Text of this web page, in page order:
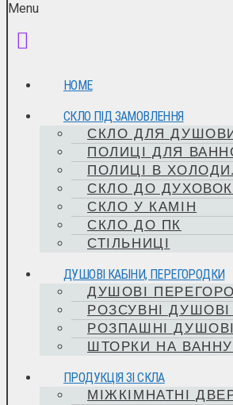
Menu
HOME
СКЛО ПІД ЗАМОВЛЕННЯ
СКЛО ДЛЯ
ПОЛИЦІ ДЛЯ
ПОЛИЦІ В
СКЛО ДО ДУХОВОК
СКЛО У КАМІН
СКЛО ДО ПК
СТІЛЬНИЦІ
ДУШОВІ КАБІНИ, ПЕРЕГОРОДКИ
ДУШОВІ
РОЗСУВНІ
РОЗПАШНІ
ШТОРКИ НА ВАННУ
ПРОДУКЦІЯ ЗІ СКЛА
МІЖКІМНАТНІ